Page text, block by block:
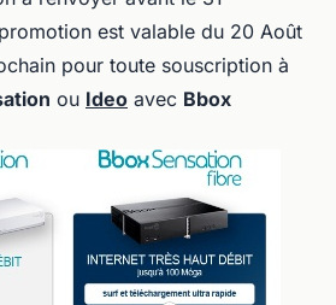
est valable du 20 Août
pour toute souscription à
ou Ideo avec Bbox